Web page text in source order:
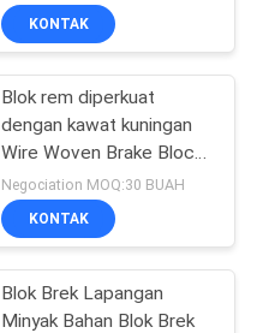
KONTAK
Blok rem diperkuat
dengan kawat kuningan
Wire Woven Brake Block
Material untuk sumur
minyak
Negociation MOQ:30 BUAH
KONTAK
Blok Brek Lapangan
Minyak Bahan Blok Brek